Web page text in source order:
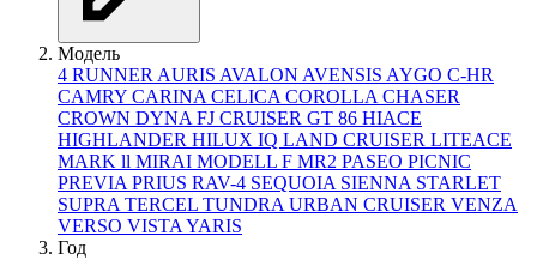
Модель
4 RUNNERAURIS AVALON AVENSIS AYGO C-HR
CAMRY CARINACELICACOROLLACHASER
CROWN DYNAFJ CRUISER GT 86 HIACE
HIGHLANDER HILUX IQ LAND CRUISER LITEACE
MARK ll MIRAI MODELL F MR2 PASEO PICNIC
PREVIAPRIUS RAV-4 SEQUOIA SIENNA STARLET
SUPRATERCEL TUNDRAURBAN CRUISER VENZA
VERSO VISTAYARIS
Год